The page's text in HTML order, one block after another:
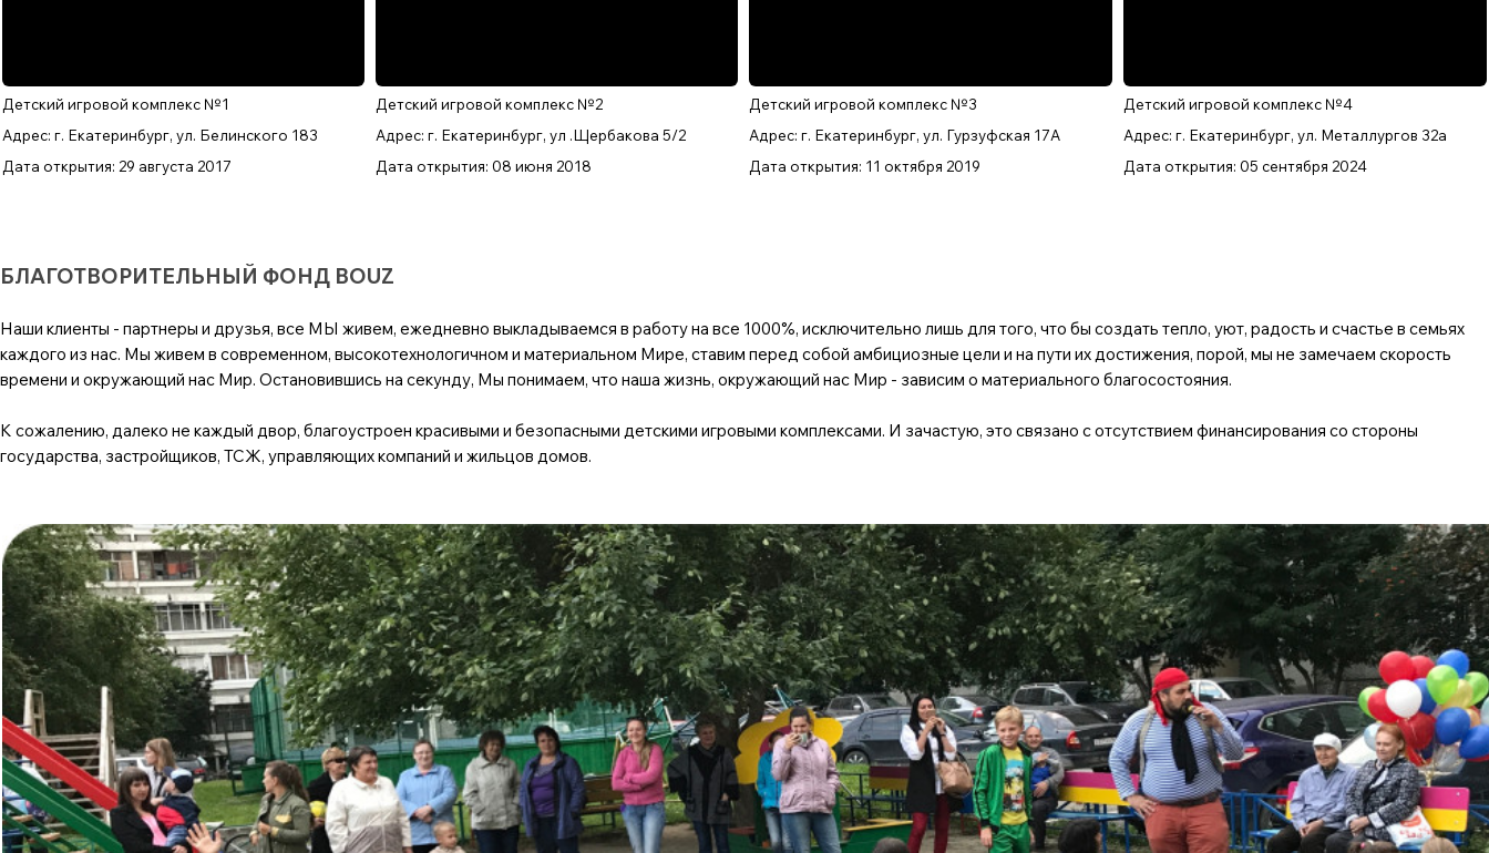
Детский игровой комплекс №1 Детский игровой комплекс №2 Детский игровой комплекс №3
Детский игровой комплекс №4
Адрес: г. Екатеринбург, ул. Белинского 183
Адрес: г. Екатеринбург, ул .Щербакова 5/2 Адрес: г. Екатеринбург, ул. Гурзуфская 17А
Адрес: г. Екатеринбург, ул. Металлургов 32а
Дата открытия: 29 августа 2017
Дата открытия: 08 июня 2018 Дата открытия: 11 октября 2019 Дата открытия: 05 сентября 2024
БЛАГОТВОРИТЕЛЬНЫЙ ФОНД BOUZ
Наши клиенты - партнеры и друзья, все МЫ живем, ежедневно выкладываемся в работу на все 1000%, исключительно лишь для того, что бы создать тепло, уют, радость и счастье в семьях
каждого из нас. Мы живем в современном, высокотехнологичном и материальном Мире, ставим перед собой амбициозные цели и на пути их достижения, порой, мы не замечаем скорость
времени и окружающий нас Мир. Остановившись на секунду, Мы понимаем, что наша жизнь, окружающий нас Мир - зависим о материального благосостояния.
К сожалению, далеко не каждый двор, благоустроен красивыми и безопасными детскими игровыми комплексами. И зачастую, это связано с отсутствием финансирования со стороны
государства, застройщиков, ТСЖ, управляющих компаний и жильцов домов.